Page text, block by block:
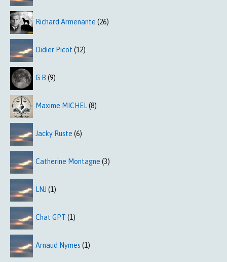
Richard Armenante (26)
Didier Picot (12)
G B (9)
Maxime MICHEL(8)
Jacky Ruste (6)
Catherine Montagne (3)
LNJ (1)
Chat GPT (1)
Arnaud Nymes (1)